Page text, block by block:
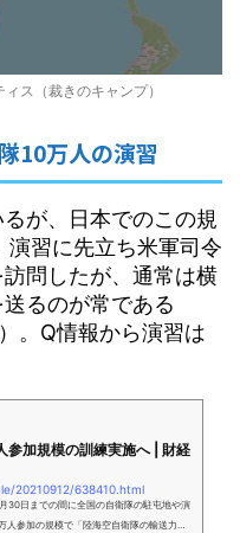
ス（裁きのキャンプ）
10万人の演習
が、日本でのこの規
習に先立ち米軍司令
問したが、通常は横
るのが常である
。Q情報から演習は
規模の訓練実施へ | 財経
20210912/638410.html
30日までの間に全国の自衛隊の駐屯地や演
人参加の規模で「陸海空自衛隊の輸送力、